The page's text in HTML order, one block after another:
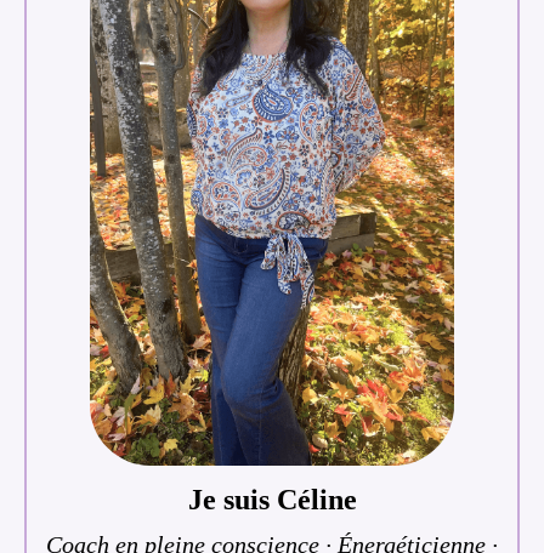
Je suis Céline
Coach en pleine conscience · Énergéticienne ·